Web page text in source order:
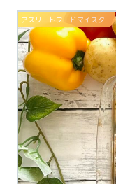
アスリートフードマイスター